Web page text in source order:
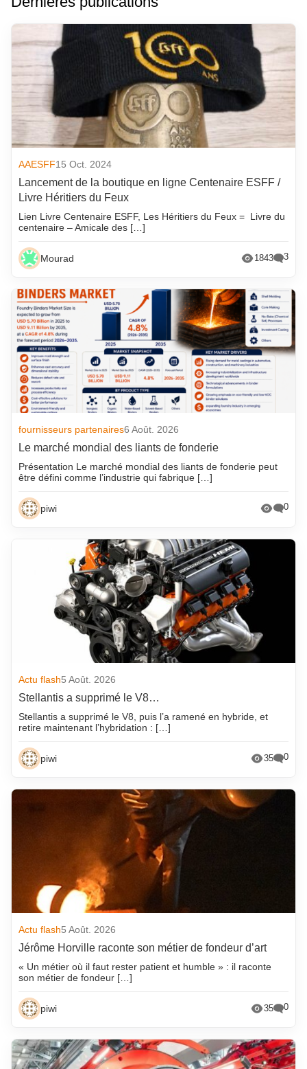
AAESFF15 Oct. 2024
Lancement de la boutique en ligne Centenaire ESFF /
Livre Héritiers du Feux
Lien Livre Centenaire ESFF, Les Héritiers du Feux = Livre du
centenaire – Amicale des […]
Mourad 1843 3
fournisseurs partenaires6 Août. 2026
Le marché mondial des liants de fonderie
Présentation Le marché mondial des liants de fonderie peut
être défini comme l’industrie qui fabrique […]
piwi 0
Actu flash5 Août. 2026
Stellantis a supprimé le V8…
Stellantis a supprimé le V8, puis l’a ramené en hybride, et
retire maintenant l’hybridation : […]
piwi 35 0
Actu flash5 Août. 2026
Jérôme Horville raconte son métier de fondeur d’art
« Un métier où il faut rester patient et humble » : il raconte
son métier de fondeur […]
piwi 35 0